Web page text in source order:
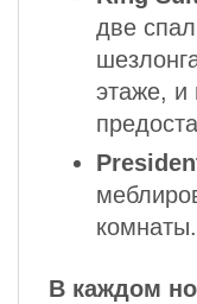
две
этаже, и
комнаты.
В каждом